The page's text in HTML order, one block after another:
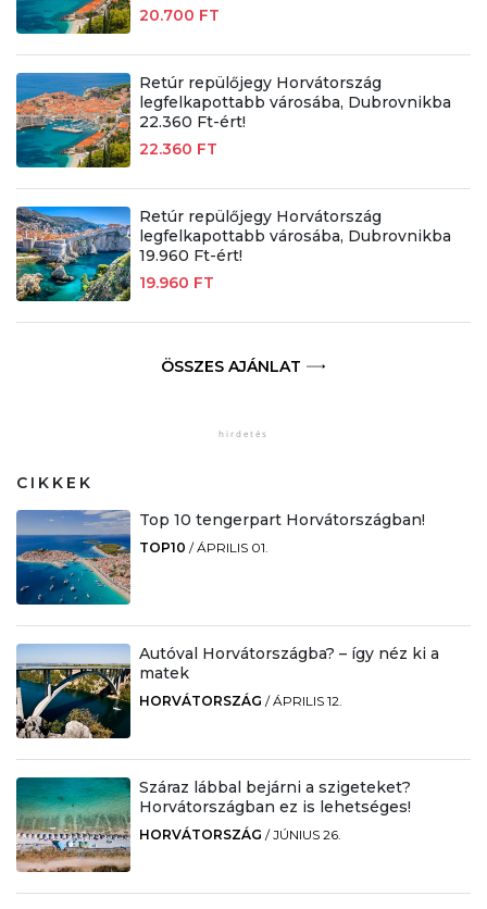
20.700 FT
Retúr repülőjegy Horvátország
legfelkapottabb városába, Dubrovnikba
22.360 Ft-ért!
22.360 FT
Retúr repülőjegy Horvátország
legfelkapottabb városába, Dubrovnikba
19.960 Ft-ért!
19.960 FT
ÖSSZES AJÁNLAT
CIKKEK
Top 10 tengerpart Horvátországban!
TOP10 /ÁPRILIS 01.
Autóval Horvátországba? – így néz ki a
matek
HORVÁTORSZÁG /ÁPRILIS 12.
Száraz lábbal bejárni a szigeteket?
Horvátországban ez is lehetséges!
HORVÁTORSZÁG /JÚNIUS 26.